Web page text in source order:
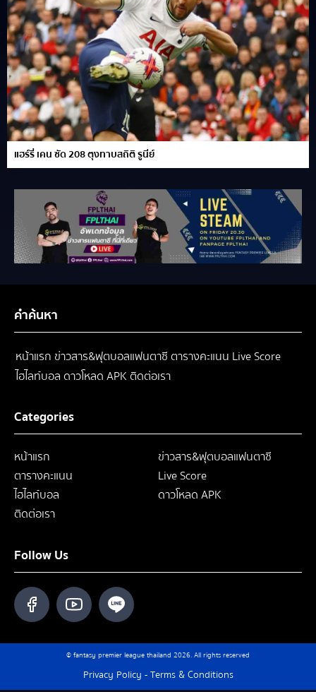
แฮร์รี่ เคน ซัด 208 ตุงทาบสถิติ รูนีย์
คำค้นหา
หน้าแรก ข่าวสาร&ฟุตบอลแฟนตาซีตารางคะแนน Live Score
ไฮไลท์บอลดาวโหลด APKติดต่อเรา
Categories
หน้าแรก
ข่าวสาร&ฟุตบอลแฟนตาซี
ตารางคะแนน
Live Score
ไฮไลท์บอล
ดาวโหลด APK
ติดต่อเรา
Follow Us
© fantasy premier league thailand 2026. All rights reserved
Privacy Policy -Terms & Conditions